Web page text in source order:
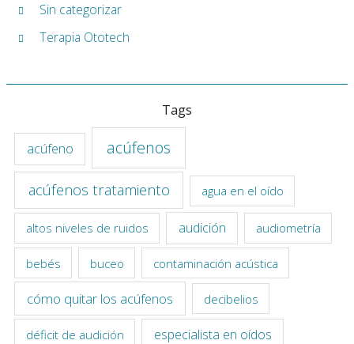
Sin categorizar
Terapia Ototech
Tags
acúfeno acúfenos
acúfenos tratamiento agua en el oído
altos niveles de ruidos audición audiometría
bebés buceo contaminación acústica
cómo quitar los acúfenos decibelios
déficit de audición especialista en oídos